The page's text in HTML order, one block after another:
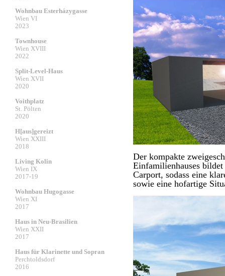
Wohnbau Esterházygasse
Wien VI
2023
Townhouse
Wien XVIII
2022
Split-Level-Haus
Wien XVII
2020
Voithplatz
St. Pölten
2020
H[aus]gereizt
Wien XXIII
2018
Living Kolin
Wien IX
2017-19
Wohnbau Hugogasse
Wien XI
2017
Haus in Neu-Brasilien
Wien XXII
2017
Haus für Klarinette und Sopran
Perchtoldsdorf
2016
Der kompakte
Einfamilienhauses
Carport, sodass eine
sowie eine hofartige